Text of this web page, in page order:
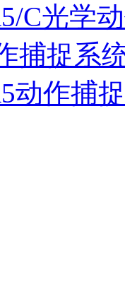
C光学
捕捉系
动作捕